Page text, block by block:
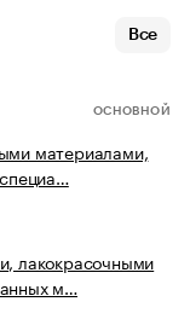
Все
ОСНОВНОЙ
материалами,
лакокрасочными
м…